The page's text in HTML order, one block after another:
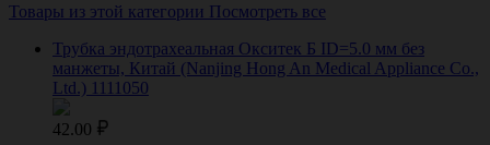
Товары из этой категории Посмотреть все
Трубка эндотрахеальная Окситек Б ID=5.0 мм без
манжеты, Китай (Nanjing Hong An Medical Appliance Co.,
Ltd.) 1111050
42.00